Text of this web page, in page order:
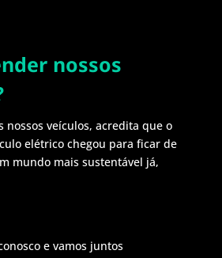
nossos
nossos veículos, acredita que o
elétrico chegou para ficar de
mundo mais sustentável já,
e vamos juntos